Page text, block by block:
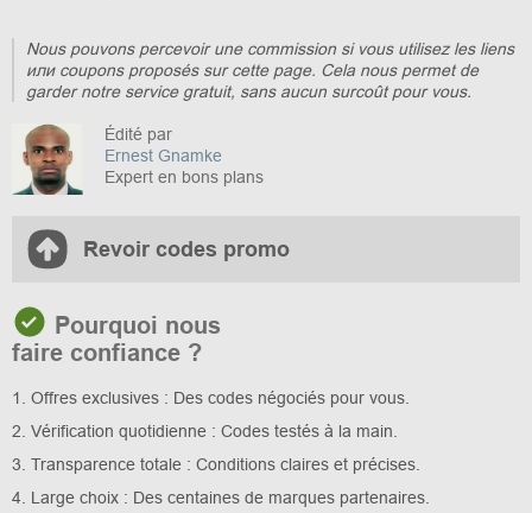
Nous pouvons percevoir une commission si vous utilisez les liens
или coupons proposés sur cette page. Cela nous permet de
garder notre service gratuit, sans aucun surcoût pour vous.
Édité par
Ernest Gnamke
Expert en bons plans
Revoir codes promo
Pourquoi nous
faire confiance ?
1. Offres exclusives : Des codes négociés pour vous.
2. Vérification quotidienne : Codes testés à la main.
3. Transparence totale : Conditions claires et précises.
4. Large choix : Des centaines de marques partenaires.